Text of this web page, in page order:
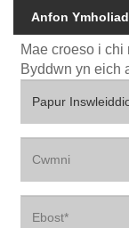
Anfon Ymholiad
Mae croeso i
Byddwn yn eich